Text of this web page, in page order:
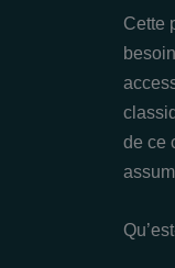
Cette
de ce